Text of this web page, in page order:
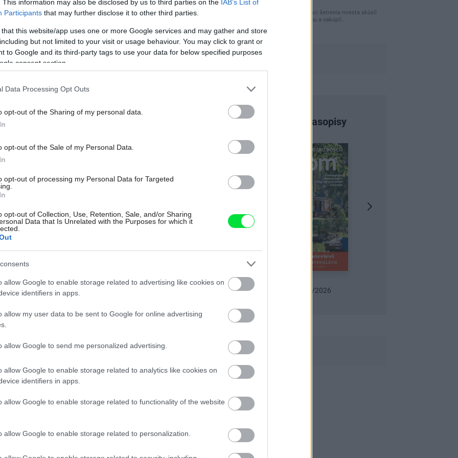
This information may also be disclosed by us to third parties on the IAB’s List of
Participants that may further disclose it to other third parties.
that this website/app uses one or more Google services and may gather and store
but not limited to your visit or usage behaviour. You may click to grant or
to Google and its third-party tags to use your data for below specified purposes
consent section.
Data Processing Opt Outs
opt-out of the Sharing of my personal data.
opt-out of the Sale of my Personal Data.
opt-out of processing my Personal Data for Targeted
opt-out of Collection, Use, Retention, Sale, and/or Sharing
Data that Is Unrelated with the Purposes for which it
allow Google to enable storage related to advertising like cookies on
identifiers in apps.
allow my user data to be sent to Google for online advertising
allow Google to send me personalized advertising.
allow Google to enable storage related to analytics like cookies on
identifiers in apps.
allow Google to enable storage related to functionality of the website
allow Google to enable storage related to personalization.
druhy ovocia, z hľadiska výživy a dostupnosti má
najväčší význam sezónne ovocie. Teraz na jeseň sú
to v našich končinách najmä hrušky a jablká. Verili by
ste, že tie najstaršie odrody hrušiek môžu mať aj 400
rokov? Spoznajte šesť zaujímavých starých odrôd,
09. 10. 2025
Pri starom mlyne v
ovocný sad aj kvety
vidiecku idylku
starým mlynom aj novostavba rodinného domu,
rovnováhe moderných a tradičných prvkov sa
ktorá vyniká svojím vidieckym štýlom.
21. 07. 2025
ZO ŽIVOTA RASTLÍN
úložného miesta
Ja som pred časom v rámci šetrenia miesta skúsil
využiť priestor pod posteľou a nakúpil…
Najnovšie časopisy
Urob si sám 6/2026